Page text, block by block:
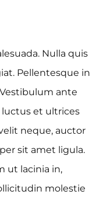
Nulla quis
Pellentesque in
ante
et ultrices
neque, auctor
sit amet ligula.
ut lacinia in,
molestie